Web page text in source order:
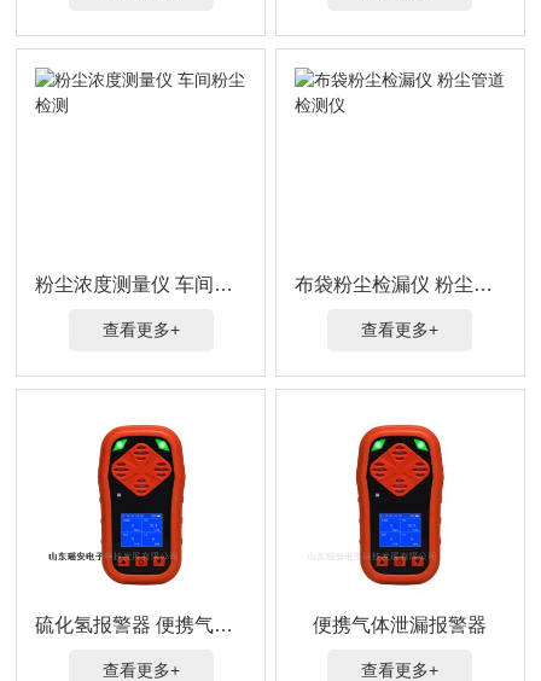
粉尘浓度测量仪 车间粉尘检测
查看更多+
布袋粉尘检漏仪 粉尘管道检测仪
查看更多+
硫化氢报警器 便携气体检测仪
查看更多+
便携气体泄漏报警器
查看更多+